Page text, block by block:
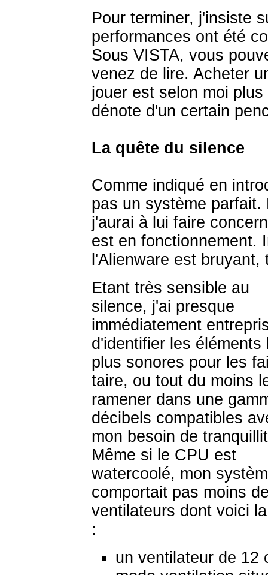
Pour terminer, j'insiste
performances ont été
Sous VISTA, vous
venez de lire. Acheter
jouer est selon moi
dénote d'un certain
La quête du silence
Comme indiqué en
pas un système
j'aurai à lui faire
est en fonctionnement.
l'Alienware est bruyant,
Etant très sensible au
silence, j'ai presque
immédiatement
d'identifier les éléments
plus sonores pour les
taire, ou tout du moins
ramener dans une
décibels compatibles
mon besoin de
Même si le CPU est
watercoolé, mon
comportait pas moins
ventilateurs dont voici
:
un ventilateur de 12